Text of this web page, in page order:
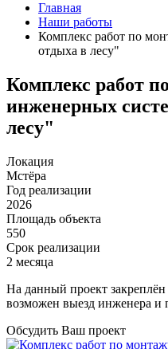
Главная
Наши работы
Комплекс работ по
отдыха в лесу"
Комплекс работ
инженерных
лесу"
Локация
Мстёра
Год реализации
2026
Площадь объекта
550
Срок реализации
2 месяца
На данный проект
возможен выезд инженера и
Обсудить Ваш проект